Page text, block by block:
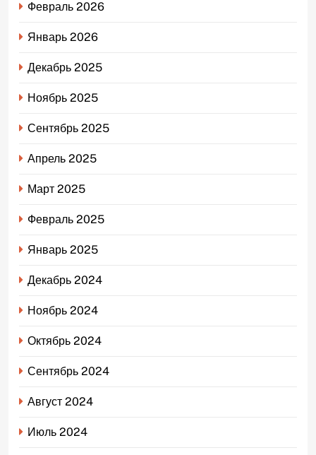
Февраль 2026
Январь 2026
Декабрь 2025
Ноябрь 2025
Сентябрь 2025
Апрель 2025
Март 2025
Февраль 2025
Январь 2025
Декабрь 2024
Ноябрь 2024
Октябрь 2024
Сентябрь 2024
Август 2024
Июль 2024